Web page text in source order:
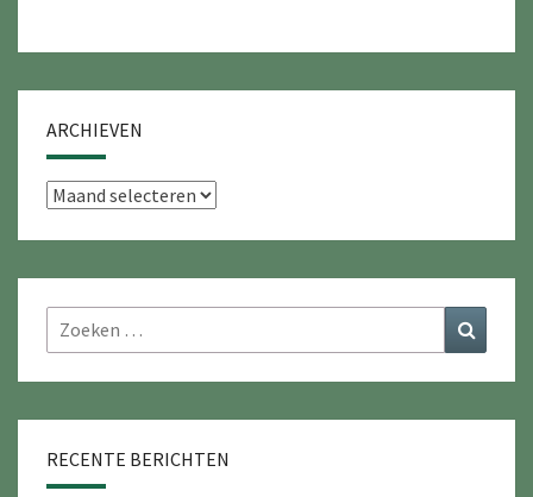
ARCHIEVEN
Archieven
Zoeken
naar:
RECENTE BERICHTEN